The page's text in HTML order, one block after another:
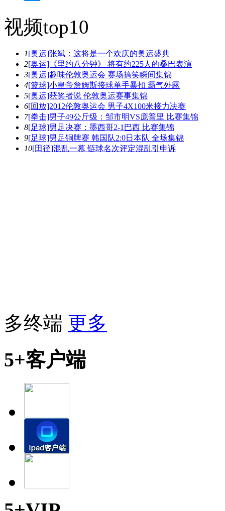
视频top10
1[奥运]张斌：这将是一个欢庆的奥运盛典
2[奥运]《里约八分钟》 将有约225人的桑巴表演
3[奥运]趣味伦敦奥运会 赛场搞笑瞬间集锦
4[篮球]小皇帝詹姆斯接球单手暴扣 霸气外露
5[奥运]获奖者说 伦敦奥运赛事集锦
6[回放]2012伦敦奥运会 男子4X100米接力决赛
7[拳击]男子49公斤级：邹市明VS庞普里 比赛集锦
8[足球]男足决赛：墨西哥2-1巴西 比赛集锦
9[足球]男足铜牌赛 韩国队2:0日本队 全场集锦
10[田径]混乱一幕 链球名次评定混乱引申诉
多终端 更多
5+客户端